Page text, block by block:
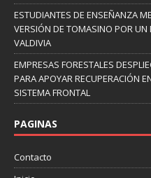
ESTUDIANTES DE ENSEÑANZA
VERSIÓN DE TOMASINO POR
VALDIVIA
EMPRESAS FORESTALES
PARA APOYAR RECUPERACIÓN
SISTEMA FRONTAL
PAGINAS
Contacto